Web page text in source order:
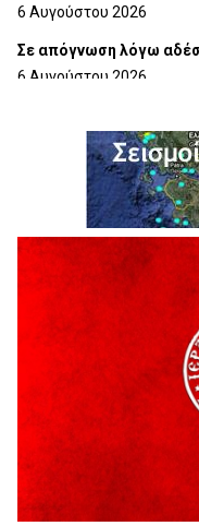
6 Αυγούστου 2026
Σε απόγνωση λόγω
6 Αυγούστου 2026
6 Αυγούστου 2026
Ολοκληρώνεται η
6 Αυγούστου 2026
H παραδοχή λαθών
5 Αυγούστου 2026
Ο ΑΝΔΡΕΑΣ ΑΣΛΑΝΙΔΗΣ
ΓΡΕΒΕΝΩΝ
5 Αυγούστου 2026
Ευχαριστήριο
Παρασχάκη Αθανάσιο
5 Αυγούστου 2026
Διακοπή
5 Αυγούστου 2026